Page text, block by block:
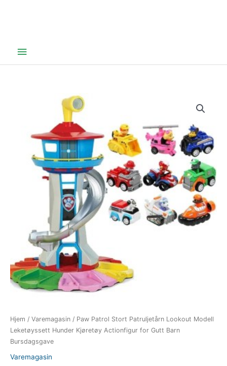
Hovedmeny
Hjem / Varemagasin / Paw Patrol Stort Patruljetårn Lookout Modell
Leketøyssett Hunder Kjøretøy Actionfigur for Gutt Barn
Bursdagsgave
Varemagasin